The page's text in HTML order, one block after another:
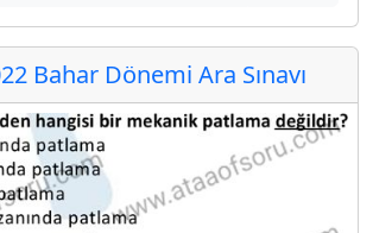
Bahar Dönemi Ara Sınavı